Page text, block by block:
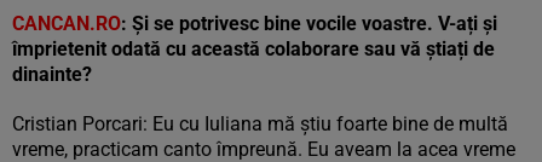
CANCAN.RO: Și se potrivesc bine vocile voastre. V-ați și
împrietenit odată cu această colaborare sau vă știați de
dinainte?
Cristian Porcari: Eu cu Iuliana mă știu foarte bine de multă
vreme, practicam canto împreună. Eu aveam la acea vreme